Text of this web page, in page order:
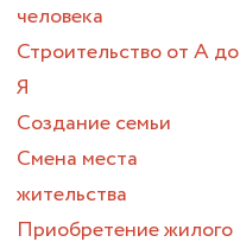
человека
Строительство от А до
Я
Создание семьи
Смена места
жительства
Приобретение жилого